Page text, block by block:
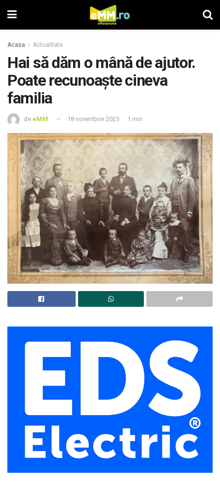
Acasa Actualitate
Hai să dăm o mână de ajutor.
Poate recunoaște cineva
familia
de eMM 18 noiembrie 2025 1 min